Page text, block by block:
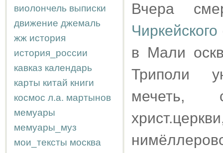
виолончель выписки
движение джемаль
жж история
история_россии
кавказ календарь
карты китай книги
космос л.а. мартынов
мемуары
мемуары_муз
мои_тексты москва
Вчера
Чиркейского
в Мали
Триполи
мечеть,